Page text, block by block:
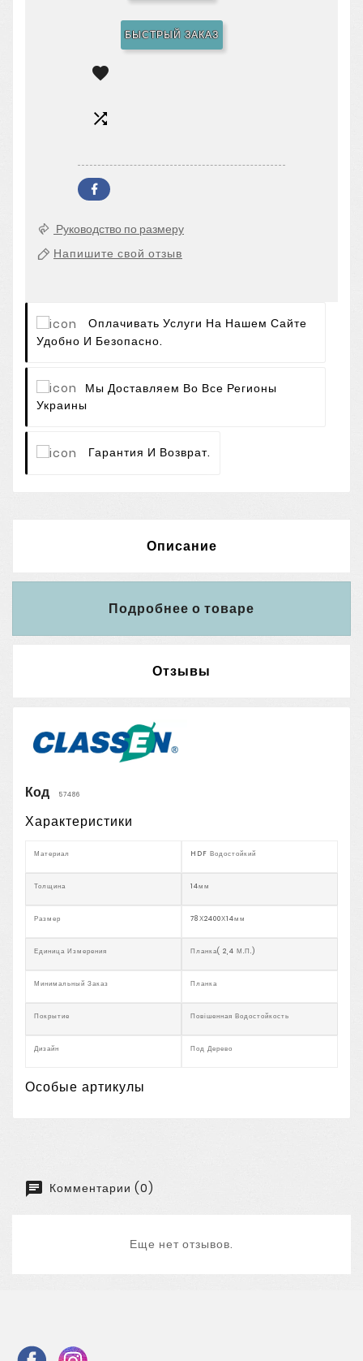
БЫСТРЫЙ ЗАКАЗ


Руководство по размеру
Напишите свой отзыв
Оплачивать Услуги На Нашем Сайте
Удобно И Безопасно.
Мы Доставляем Во Все Регионы
Украины
Гарантия И Возврат.
Описание
Подробнее о товаре
Отзывы
Код 57486
Характеристики
Материал HDF Водостойкий
Толщина 14мм
Размер 78Х2400Х14мм
Единица Измерения Планка( 2,4 М.п.)
Минимальный Заказ Планка
Покрытие Повішенная Водостойкость
Дизайн Под Дерево
Особые артикулы
Комментарии (0)
Еще нет отзывов.